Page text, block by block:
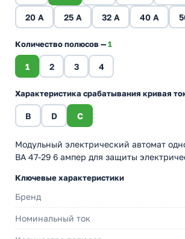
20 A 25 A 32 A 40 A
Количество полюсов —1
1 2 3 4
Характеристика срабатывания кривая
B D C
Модульный электрический автомат
ВА 47-29 6 ампер для защиты
Ключевые характеристики
Бренд
Номинальный ток